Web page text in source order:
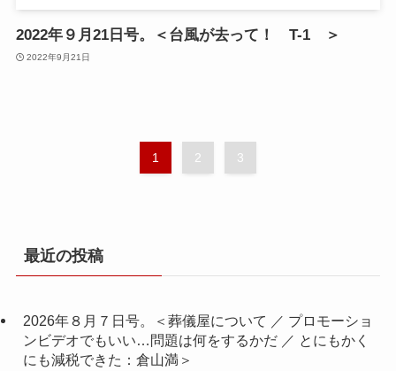
2022年９月21日号。＜台風が去って！ T-1 ＞
2022年9月21日
1 2 3
最近の投稿
2026年８月７日号。＜葬儀屋について ／ プロモーショ
ンビデオでもいい…問題は何をするかだ ／ とにもかく
にも減税できた：倉山満＞